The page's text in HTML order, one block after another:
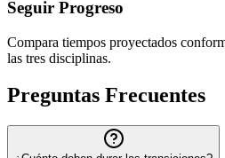
Seguir Progreso
Compara tiempos proyectados
las tres disciplinas.
Preguntas Frecuentes